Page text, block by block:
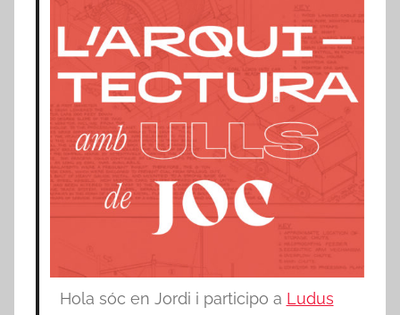
Hola sóc en Jordi i participo a Ludus